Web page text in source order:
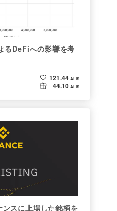
るDeFiへの影響を考
121.44 ALIS
44.10 ALIS
スに上場した銘柄を